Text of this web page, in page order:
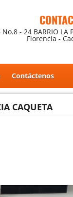
No.8 - 24 BARRIO LA
Florencia -
Contáctenos
CAQUETA